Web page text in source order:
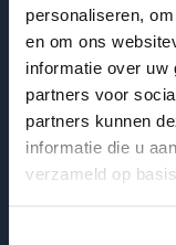
personaliseren,
en om ons
informatie over uw
partners voor
partners kunnen
informatie die u
verzameld op
Op de
Krijg als eerste
uitnodigingen
en meer